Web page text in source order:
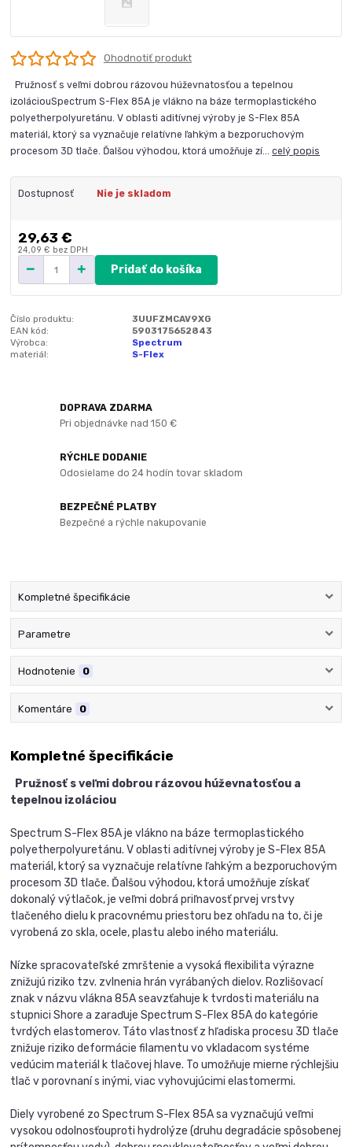
Ohodnotiť produkt
Pružnosť s veľmi dobrou rázovou húževnatosťou a tepelnou
izoláciouSpectrum S-Flex 85A je vlákno na báze termoplastického
polyetherpolyuretánu. V oblasti aditívnej výroby je S-Flex 85A
materiál, ktorý sa vyznačuje relatívne ľahkým a bezporuchovým
procesom 3D tlače. Ďalšou výhodou, ktorá umožňuje zí...celý popis
Dostupnosť Nie je skladom
29,63 €
24,09 € bez DPH
Pridať do košíka
Číslo produktu:
3UUFZMCAV9XG
EAN kód:
5903175652843
Výrobca:
Spectrum
materiál:
S-Flex
DOPRAVA ZDARMA
Pri objednávke nad 150 €
RÝCHLE DODANIE
Odosielame do 24 hodín tovar skladom
BEZPEČNÉ PLATBY
Bezpečné a rýchle nakupovanie
Kompletné špecifikácie
Parametre
Hodnotenie 0
Komentáre 0
Kompletné špecifikácie
Pružnosť s veľmi dobrou rázovou húževnatosťou a
tepelnou izoláciou
Spectrum S-Flex 85A je vlákno na báze termoplastického
polyetherpolyuretánu. V oblasti aditívnej výroby je S-Flex 85A
materiál, ktorý sa vyznačuje relatívne ľahkým a bezporuchovým
procesom 3D tlače. Ďalšou výhodou, ktorá umožňuje získať
dokonalý výtlačok, je veľmi dobrá priľnavosť prvej vrstvy
tlačeného dielu k pracovnému priestoru bez ohľadu na to, či je
vyrobená zo skla, ocele, plastu alebo iného materiálu.
Nízke spracovateľské zmrštenie a vysoká flexibilita výrazne
znižujú riziko tzv. zvlnenia hrán vyrábaných dielov. Rozlišovací
znak v názvu vlákna 85A seavzťahuje k tvrdosti materiálu na
stupnici Shore a zaraďuje Spectrum S-Flex 85A do kategórie
tvrdých elastomerov. Táto vlastnosť z hľadiska procesu 3D tlače
znižuje riziko deformácie filamentu vo vkladacom systéme
vedúcim materiál k tlačovej hlave. To umožňuje mierne rýchlejšiu
tlač v porovnaní s inými, viac vyhovujúcimi elastomermi.
Diely vyrobené zo Spectrum S-Flex 85A sa vyznačujú veľmi
vysokou odolnosťouproti hydrolýze (druhu degradácie spôsobenej